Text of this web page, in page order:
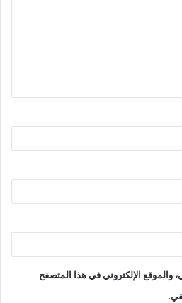
والموقع الإلكتروني في هذا المتصفح